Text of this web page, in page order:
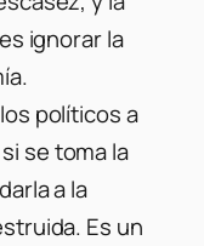
ignorar la
políticos a
se toma la
a la
Es un